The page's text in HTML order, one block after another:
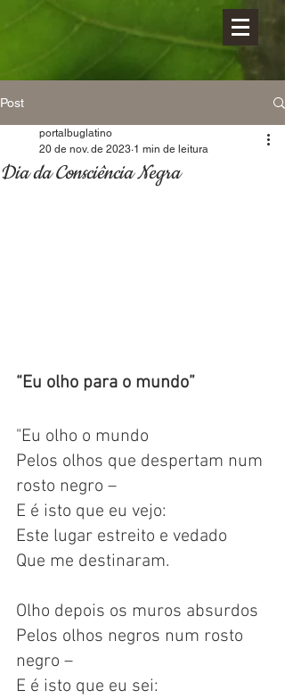
Post
Dia da Consciência Negra
portalbuglatino
20 de nov. de 2023 1 min de leitura
“Eu olho para o mundo”
"Eu olho o mundo
Pelos olhos que despertam num
rosto negro –
E é isto que eu vejo:
Este lugar estreito e vedado
Que me destinaram.
Olho depois os muros absurdos
Pelos olhos negros num rosto
negro –
E é isto que eu sei: